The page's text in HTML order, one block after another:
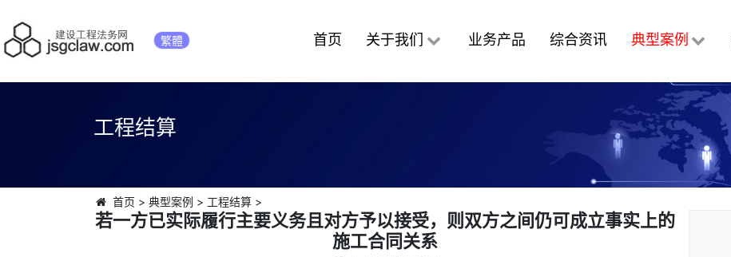
繁體 首页 关于我们 业务产品 综合资讯 典型案例
工程结算
首页 > 典型案例 > 工程结算>
若一方已实际履行主要义务且对方予以接受，则双方之间仍可成立事实上的
施工合同关系